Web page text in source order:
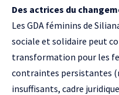
Des actrices du
Les GDA féminins de
sociale et solidaire peut
transformation pour les
contraintes persistantes
insuffisants, cadre